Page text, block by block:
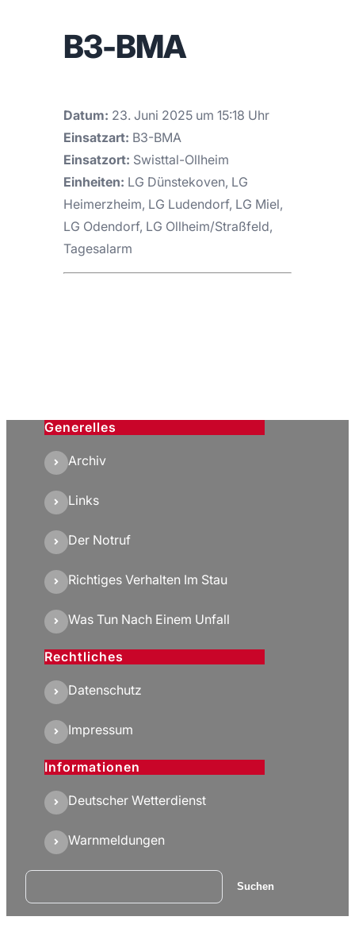
B3-BMA
Datum: 23. Juni 2025 um 15:18 Uhr
Einsatzart: B3-BMA
Einsatzort: Swisttal-Ollheim
Einheiten: LG Dünstekoven, LG
Heimerzheim, LG Ludendorf, LG Miel,
LG Odendorf, LG Ollheim/Straßfeld,
Tagesalarm
Generelles
Archiv
Links
Der Notruf
Richtiges Verhalten Im Stau
Was Tun Nach Einem Unfall
Rechtliches
Datenschutz
Impressum
Informationen
Deutscher Wetterdienst
Warnmeldungen
Suchen Suchen